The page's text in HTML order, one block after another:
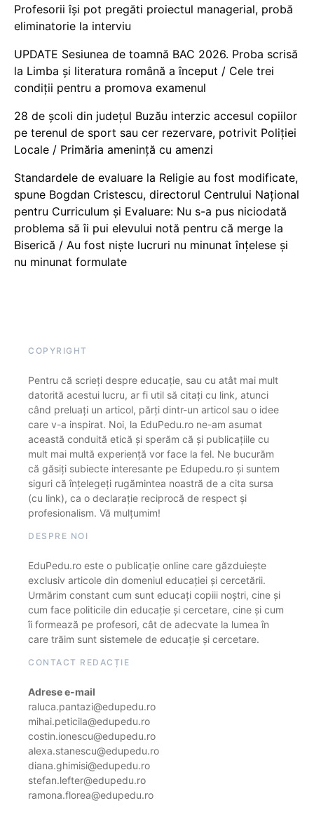
Profesorii își pot pregăti proiectul managerial, probă
eliminatorie la interviu
UPDATE Sesiunea de toamnă BAC 2026. Proba scrisă
la Limba și literatura română a început / Cele trei
condiții pentru a promova examenul
28 de școli din județul Buzău interzic accesul copiilor
pe terenul de sport sau cer rezervare, potrivit Poliției
Locale / Primăria amenință cu amenzi
Standardele de evaluare la Religie au fost modificate,
spune Bogdan Cristescu, directorul Centrului Național
pentru Curriculum și Evaluare: Nu s-a pus niciodată
problema să îi pui elevului notă pentru că merge la
Biserică / Au fost niște lucruri nu minunat înțelese și
nu minunat formulate
COPYRIGHT
Pentru că scrieți despre educație, sau cu atât mai mult
datorită acestui lucru, ar fi util să citați cu link, atunci
când preluați un articol, părți dintr-un articol sau o idee
care v-a inspirat. Noi, la EduPedu.ro ne-am asumat
această conduită etică și sperăm că și publicațiile cu
mult mai multă experiență vor face la fel. Ne bucurăm
că găsiți subiecte interesante pe Edupedu.ro și suntem
siguri că înțelegeți rugămintea noastră de a cita sursa
(cu link), ca o declarație reciprocă de respect și
profesionalism. Vă mulțumim!
DESPRE NOI
EduPedu.ro este o publicație online care găzduiește
exclusiv articole din domeniul educației și cercetării.
Urmărim constant cum sunt educați copiii noștri, cine și
cum face politicile din educație și cercetare, cine și cum
îi formează pe profesori, cât de adecvate la lumea în
care trăim sunt sistemele de educație și cercetare.
CONTACT REDACȚIE
Adrese e-mail
raluca.pantazi@edupedu.ro
mihai.peticila@edupedu.ro
costin.ionescu@edupedu.ro
alexa.stanescu@edupedu.ro
diana.ghimisi@edupedu.ro
stefan.lefter@edupedu.ro
ramona.florea@edupedu.ro